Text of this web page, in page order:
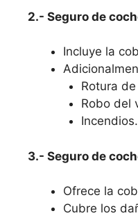
2.- Seguro de
Incluye la
Rotura
Robo del
Incendios.
3.- Seguro de
Ofrece la
Cubre los